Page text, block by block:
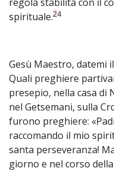
spirituale.24
Gesù Maestro, datemi
Quali preghiere
presepio, nella casa di
nel Getsemani, sulla
furono preghiere:
raccomando il mio
santa perseveranza!
giorno e nel corso